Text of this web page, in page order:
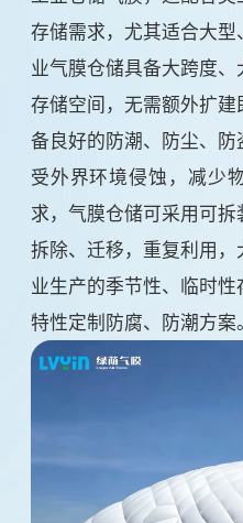
存储需求，尤其适合大
业气膜仓储具备大跨度
存储空间，无需额外扩
备良好的防潮、防尘、
受外界环境侵蚀，减少
求，气膜仓储可采用可
拆除、迁移，重复利用
业生产的季节性、临时
特性定制防腐、防潮方案。